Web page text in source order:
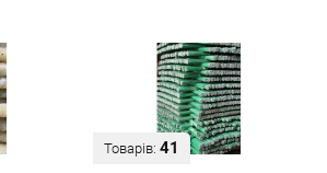
Товарів: 41